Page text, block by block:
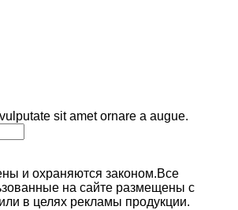
sit amet ornare a augue.
и охраняются законом.Все
на сайте размещены с
в целях рекламы продукции.